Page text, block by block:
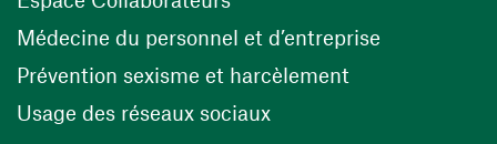
Médecine du personnel et d’entreprise
Prévention sexisme et harcèlement
Usage des réseaux sociaux(ouvre une nouvelle